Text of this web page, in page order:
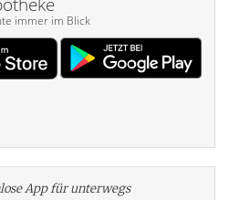
immer im Blick
App für unterwegs